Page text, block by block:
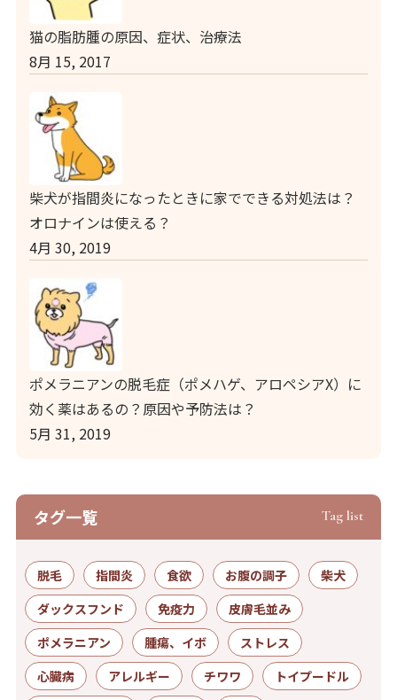
猫の脂肪腫の原因、症状、治療法
8月 15, 2017
柴犬が指間炎になったときに家でできる対処法は？
オロナインは使える？
4月 30, 2019
ポメラニアンの脱毛症（ポメハゲ、アロペシアX）に
効く薬はあるの？原因や予防法は？
5月 31, 2019
タグ⼀覧 Tag list
脱毛 指間炎 食欲 お腹の調子
柴犬
ダックスフンド
免疫力
皮膚毛並み
ポメラニアン
腫瘍、イボ
ストレス
心臓病
アレルギー チワワ
トイプードル